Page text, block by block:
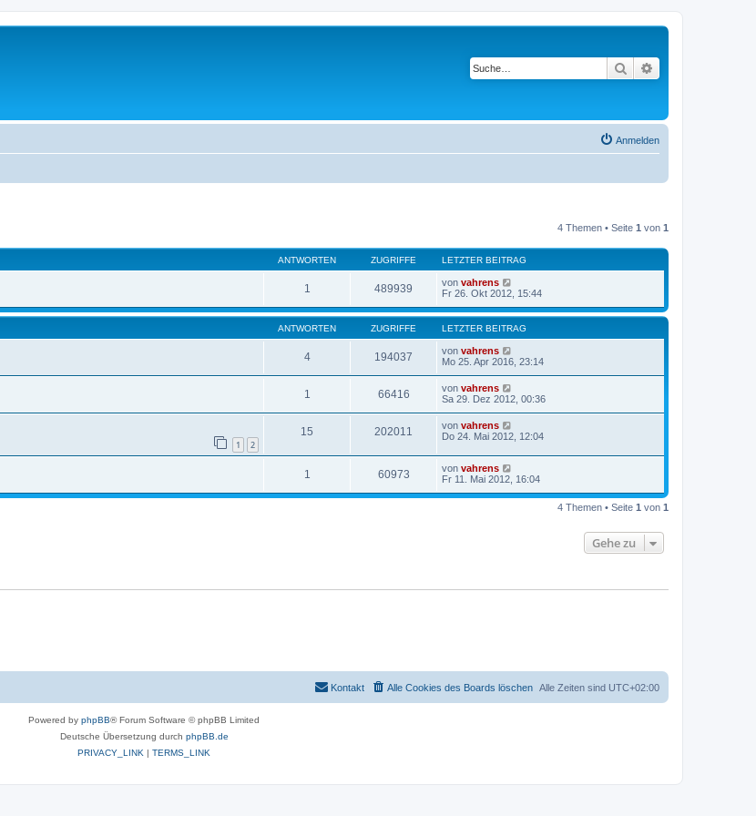
Suche
Anmelden
4 Themen • Seite 1 von 1
ANTWORTEN ZUGRIFFE LETZTER BEITRAG
1 489939 von vahrens
Fr 26. Okt 2012, 15:44
ANTWORTEN ZUGRIFFE LETZTER BEITRAG
4 194037 von vahrens
Mo 25. Apr 2016, 23:14
1 66416 von vahrens
Sa 29. Dez 2012, 00:36
1 2
15 202011 von vahrens
Do 24. Mai 2012, 12:04
1 60973 von vahrens
Fr 11. Mai 2012, 16:04
4 Themen • Seite 1 von 1
Gehe zu
Alle Zeiten sind UTC+02:00
Alle Cookies des Boards löschen
Kontakt
Powered by phpBB® Forum Software © phpBB Limited
Deutsche Übersetzung durch phpBB.de
PRIVACY_LINK | TERMS_LINK